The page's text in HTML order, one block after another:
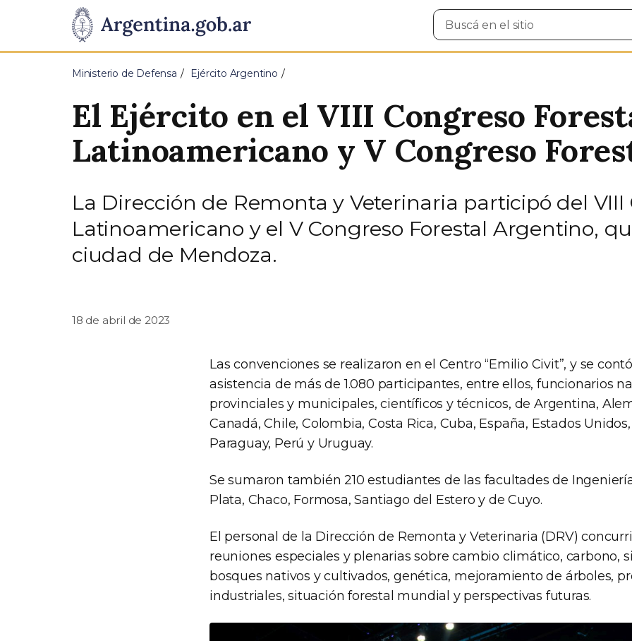
Presidencia
de
Pasar al contenido principal
Buscar
en
Ministerio de Defensa Ejército Argentino
El Ejército en el VIII Congreso
Latinoamericano y V Congreso
La Dirección de Remonta y Veterinaria participó del VIII
Latinoamericano y el V Congreso Forestal Argentino,
ciudad de Mendoza.
18 de abril de 2023
Las convenciones se realizaron en el Centro “Emilio Civit”, y se
asistencia de más de 1.080 participantes, entre ellos, funcionarios
provinciales y municipales, científicos y técnicos, de Argentina,
Canadá, Chile, Colombia, Costa Rica, Cuba, España, Estados
Paraguay, Perú y Uruguay.
Se sumaron también 210 estudiantes de las facultades de
Plata, Chaco, Formosa, Santiago del Estero y de Cuyo.
El personal de la Dirección de Remonta y Veterinaria (DRV)
reuniones especiales y plenarias sobre cambio climático, carbono,
bosques nativos y cultivados, genética, mejoramiento de árboles,
industriales, situación forestal mundial y perspectivas futuras.